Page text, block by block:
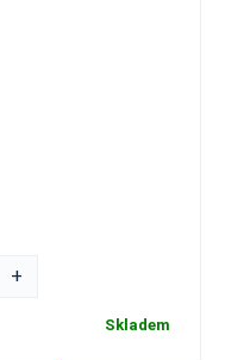
+
Skladem